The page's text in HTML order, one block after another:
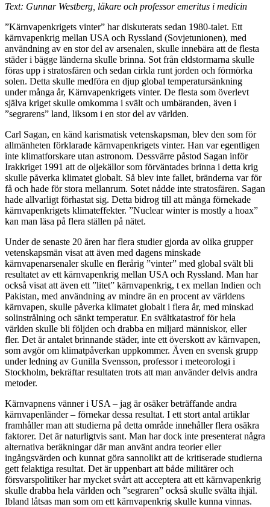
Text: Gunnar Westberg, läkare och professor emeritus i medicin
”Kärnvapenkrigets vinter” har diskuterats sedan 1980-talet. Ett
kärnvapenkrig mellan USA och Ryssland (Sovjetunionen), med
användning av en stor del av arsenalen, skulle innebära att de flesta
städer i bägge länderna skulle brinna. Sot från eldstormarna skulle
föras upp i stratosfären och sedan cirkla runt jorden och förmörka
solen. Detta skulle medföra en djup global temperatursänkning
under många år, Kärnvapenkrigets vinter. De flesta som överlevt
själva kriget skulle omkomma i svält och umbäranden, även i
”segrarens” land, liksom i en stor del av världen.
Carl Sagan, en känd karismatisk vetenskapsman, blev den som för
allmänheten förklarade kärnvapenkrigets vinter. Han var egentligen
inte klimatforskare utan astronom. Dessvärre påstod Sagan inför
Irakkriget 1991 att de oljekällor som förväntades brinna i detta krig
skulle påverka klimatet globalt. Så blev inte fallet, bränderna var för
få och hade för stora mellanrum. Sotet nådde inte stratosfären. Sagan
hade allvarligt förhastat sig. Detta bidrog till att många förnekade
kärnvapenkrigets klimateffekter. ”Nuclear winter is mostly a hoax”
kan man läsa på flera ställen på nätet.
Under de senaste 20 åren har flera studier gjorda av olika grupper
vetenskapsmän visat att även med dagens minskade
kärnvapenarsenaler skulle en flerårig ”vinter” med global svält bli
resultatet av ett kärnvapenkrig mellan USA och Ryssland. Man har
också visat att även ett ”litet” kärnvapenkrig, t ex mellan Indien och
Pakistan, med användning av mindre än en procent av världens
kärnvapen, skulle påverka klimatet globalt i flera år, med minskad
solinstrålning och sänkt temperatur. En svältkatastrof för hela
världen skulle bli följden och drabba en miljard människor, eller
fler. Det är antalet brinnande städer, inte ett överskott av kärnvapen,
som avgör om klimatpåverkan uppkommer. Även en svensk grupp
under ledning av Gunilla Svensson, professor i meteorologi i
Stockholm, bekräftar resultaten trots att man använder delvis andra
metoder.
Kärnvapnens vänner i USA – jag är osäker beträffande andra
kärnvapenländer – förnekar dessa resultat. I ett stort antal artiklar
framhåller man att studierna på detta område innehåller flera osäkra
faktorer. Det är naturligtvis sant. Man har dock inte presenterat några
alternativa beräkningar där man använt andra teorier eller
ingångsvärden och kunnat göra sannolikt att de kritiserade studierna
gett felaktiga resultat. Det är uppenbart att både militärer och
försvarspolitiker har mycket svårt att acceptera att ett kärnvapenkrig
skulle drabba hela världen och ”segraren” också skulle svälta ihjäl.
Ibland låtsas man som om ett kärnvapenkrig skulle kunna vinnas.